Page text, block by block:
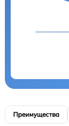
Преимущества